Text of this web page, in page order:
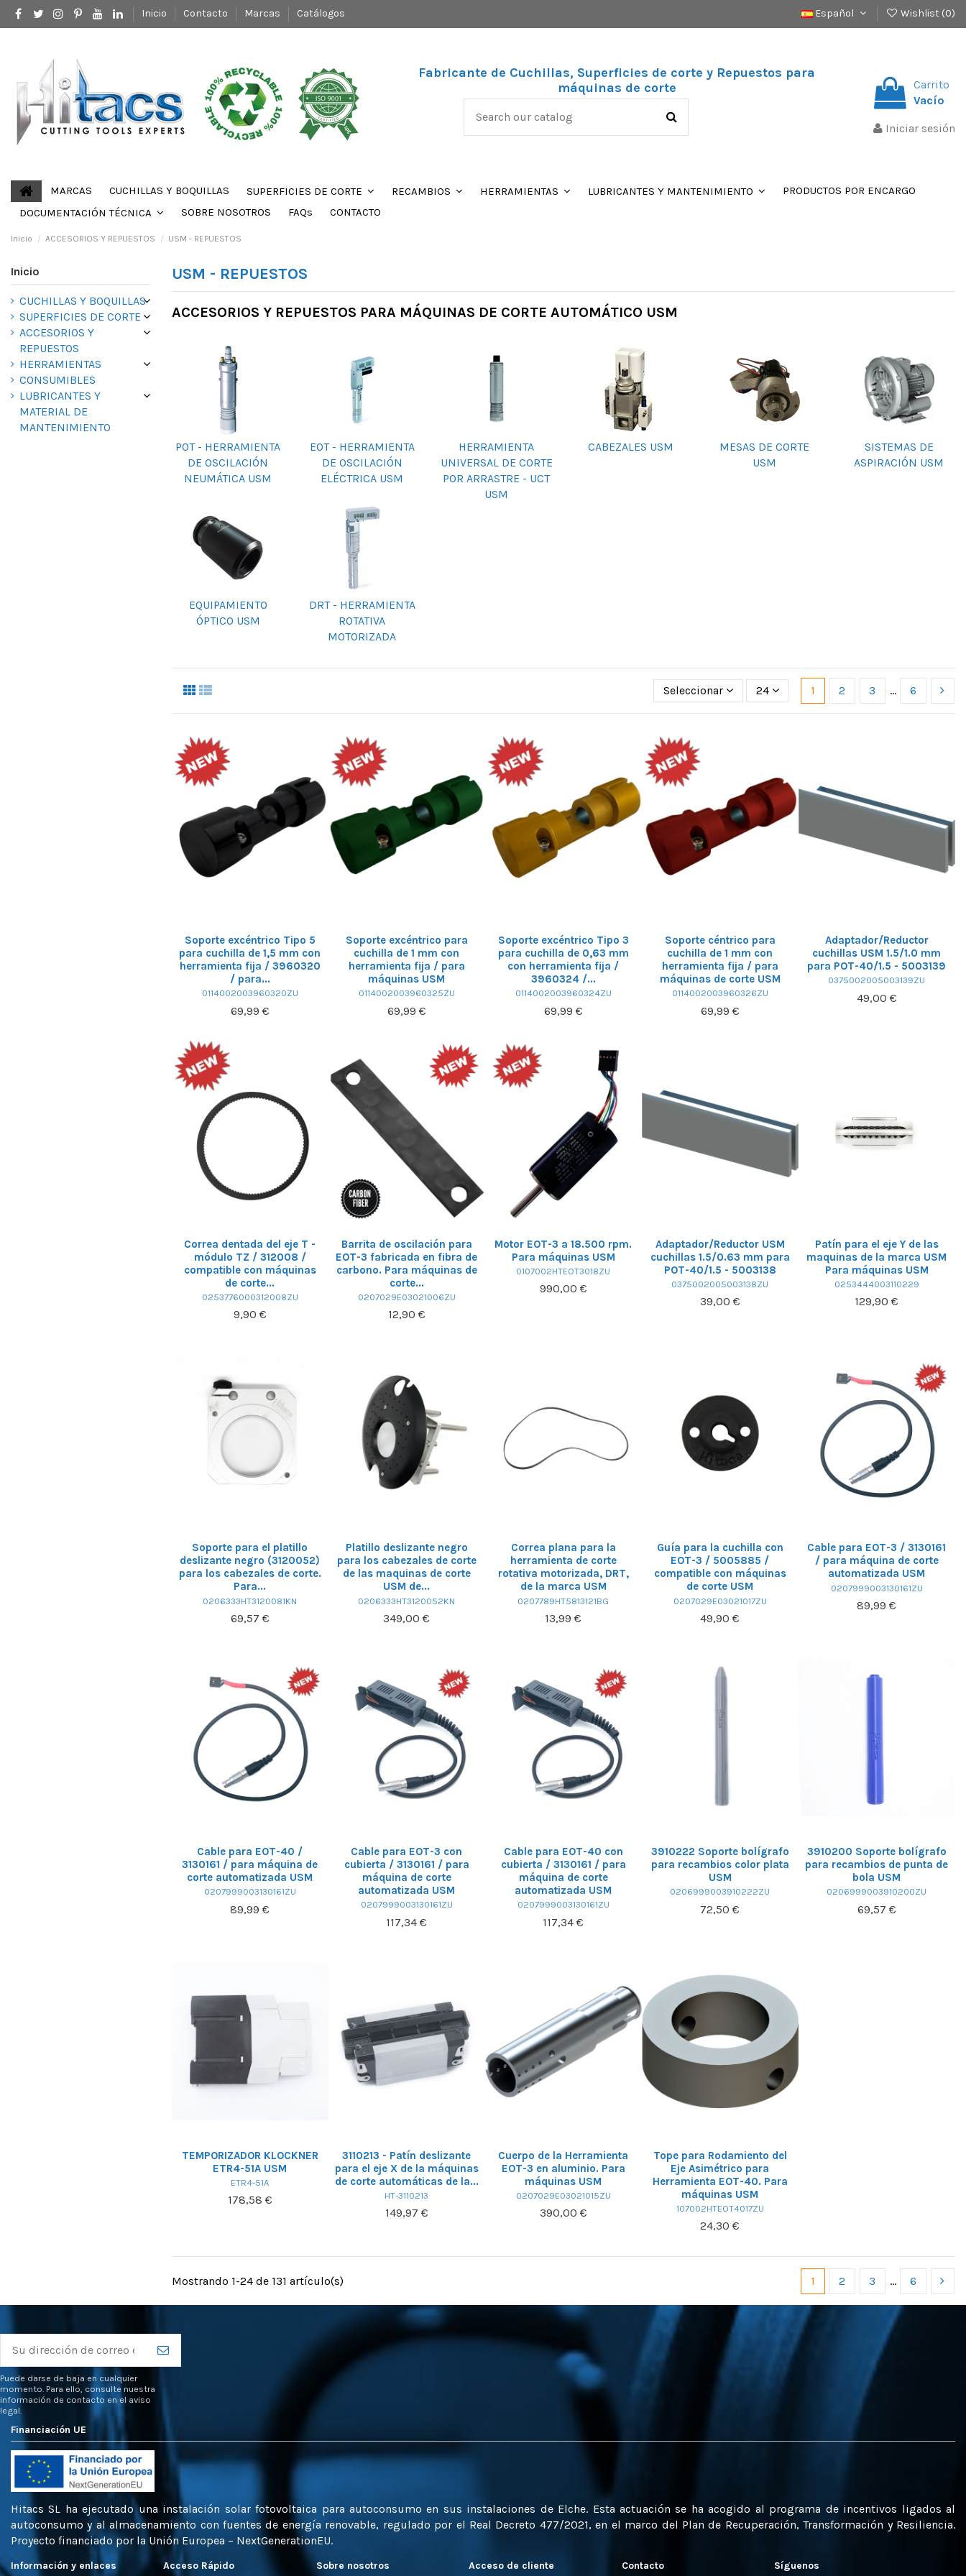
Inicio Contacto Marcas Catálogos Español Wishlist (0)
Fabricante de Cuchillas, Superficies de corte y Repuestos para
máquinas de corte
Carrito
Vacío
Iniciar sesión
MARCAS CUCHILLAS Y BOQUILLAS SUPERFICIES DE CORTE RECAMBIOS HERRAMIENTAS LUBRICANTES Y MANTENIMIENTO
PRODUCTOS POR ENCARGO
DOCUMENTACIÓN TÉCNICA
SOBRE NOSOTROS FAQs CONTACTO
Inicio ACCESORIOS Y REPUESTOS USM - REPUESTOS
USM - REPUESTOS
ACCESORIOS Y REPUESTOS PARA MÁQUINAS DE CORTE AUTOMÁTICO USM
POT - HERRAMIENTA
DE OSCILACIÓN
NEUMÁTICA USM
EOT - HERRAMIENTA
DE OSCILACIÓN
ELÉCTRICA USM
HERRAMIENTA
UNIVERSAL DE CORTE
POR ARRASTRE - UCT
USM
CABEZALES USM
MESAS DE CORTE
USM
SISTEMAS DE
ASPIRACIÓN USM
EQUIPAMIENTO
ÓPTICO USM
DRT - HERRAMIENTA
ROTATIVA
MOTORIZADA
Seleccionar 24 1 2 3 … 6
Soporte excéntrico Tipo 5
para cuchilla de 1,5 mm con
herramienta fija / 3960320
/ para...
0114002003960320ZU
69,99 €
Soporte excéntrico para
cuchilla de 1 mm con
herramienta fija / para
máquinas USM
0114002003960325ZU
69,99 €
Soporte excéntrico Tipo 3
para cuchilla de 0,63 mm
con herramienta fija /
3960324 /...
0114002003960324ZU
69,99 €
Soporte céntrico para
cuchilla de 1 mm con
herramienta fija / para
máquinas de corte USM
0114002003960326ZU
69,99 €
Adaptador/Reductor
cuchillas USM 1.5/1.0 mm
para POT-40/1.5 - 5003139
0375002005003139ZU
49,00 €
Correa dentada del eje T -
módulo TZ / 312008 /
compatible con máquinas
de corte...
0253776000312008ZU
9,90 €
Barrita de oscilación para
EOT-3 fabricada en fibra de
carbono. Para máquinas de
corte...
0207029E03021006ZU
12,90 €
Motor EOT-3 a 18.500 rpm.
Para máquinas USM
0107002HTEOT3018ZU
990,00 €
Adaptador/Reductor USM
cuchillas 1.5/0.63 mm para
POT-40/1.5 - 5003138
0375002005003138ZU
39,00 €
Patín para el eje Y de las
maquinas de la marca USM
Para máquinas USM
0253444003110229
129,90 €
Soporte para el platillo
deslizante negro (3120052)
para los cabezales de corte.
Para...
0206333HT3120081KN
69,57 €
Platillo deslizante negro
para los cabezales de corte
de las maquinas de corte
USM de...
0206333HT3120052KN
349,00 €
Correa plana para la
herramienta de corte
rotativa motorizada, DRT,
de la marca USM
0207789HT5813121BG
13,99 €
Guía para la cuchilla con
EOT-3 / 5005885 /
compatible con máquinas
de corte USM
0207029E03021017ZU
49,90 €
Cable para EOT-3 / 3130161
/ para máquina de corte
automatizada USM
0207999003130161ZU
89,99 €
Cable para EOT-40 /
3130161 / para máquina de
corte automatizada USM
0207999003130161ZU
89,99 €
Cable para EOT-3 con
cubierta / 3130161 / para
máquina de corte
automatizada USM
0207999003130161ZU
117,34 €
Cable para EOT-40 con
cubierta / 3130161 / para
máquina de corte
automatizada USM
0207999003130161ZU
117,34 €
3910222 Soporte bolígrafo
para recambios color plata
USM
0206999003910222ZU
72,50 €
3910200 Soporte bolígrafo
para recambios de punta de
bola USM
0206999003910200ZU
69,57 €
TEMPORIZADOR KLOCKNER
ETR4-51A USM
ETR4-51A
178,58 €
3110213 - Patín deslizante
para el eje X de la máquinas
de corte automáticas de la...
HT-3110213
149,97 €
Cuerpo de la Herramienta
EOT-3 en aluminio. Para
máquinas USM
0207029E03021015ZU
390,00 €
Tope para Rodamiento del
Eje Asimétrico para
Herramienta EOT-40. Para
máquinas USM
107002HTEOT4017ZU
24,30 €
Mostrando 1-24 de 131 artículo(s) 1 2 3 … 6
Inicio
CUCHILLAS Y BOQUILLAS
SUPERFICIES DE CORTE
ACCESORIOS Y
REPUESTOS
HERRAMIENTAS
CONSUMIBLES
LUBRICANTES Y
MATERIAL DE
MANTENIMIENTO
Puede darse de baja en cualquier
momento. Para ello, consulte nuestra
información de contacto en el aviso
legal.
Financiación UE
Hitacs SL ha ejecutado una instalación solar fotovoltaica para autoconsumo en sus instalaciones de Elche. Esta actuación se ha acogido al programa de incentivos ligados al
autoconsumo y al almacenamiento con fuentes de energía renovable, regulado por el Real Decreto 477/2021, en el marco del Plan de Recuperación, Transformación y Resiliencia.
Proyecto financiado por la Unión Europea – NextGenerationEU.
Información y enlaces Acceso Rápido Sobre nosotros Acceso de cliente Contacto Síguenos